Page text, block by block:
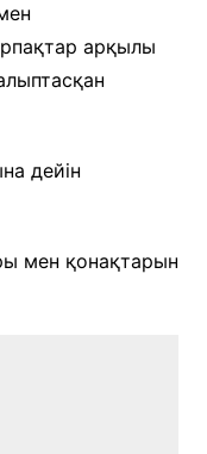
арқылы
дейін
мен қонақтарын